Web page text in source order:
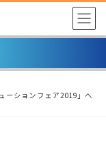
ーションフェア2019」へ